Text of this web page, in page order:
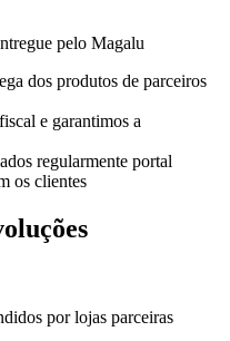
pelo Magalu
dos produtos de parceiros
e garantimos a
regularmente portal
os clientes
por lojas parceiras